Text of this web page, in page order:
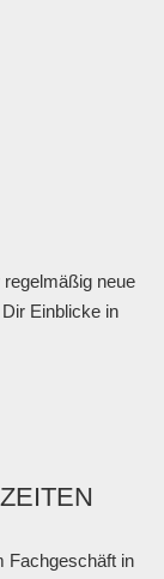
neue
Einblicke in
Fachgeschäft in